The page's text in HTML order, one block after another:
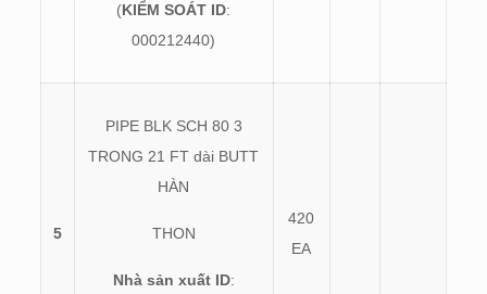
(KIỂM SOÁT ID:
000212440)
5
PIPE BLK SCH 80 3
TRONG 21 FT dài BUTT
HÀN
THON
Nhà sản xuất ID:
420
EA